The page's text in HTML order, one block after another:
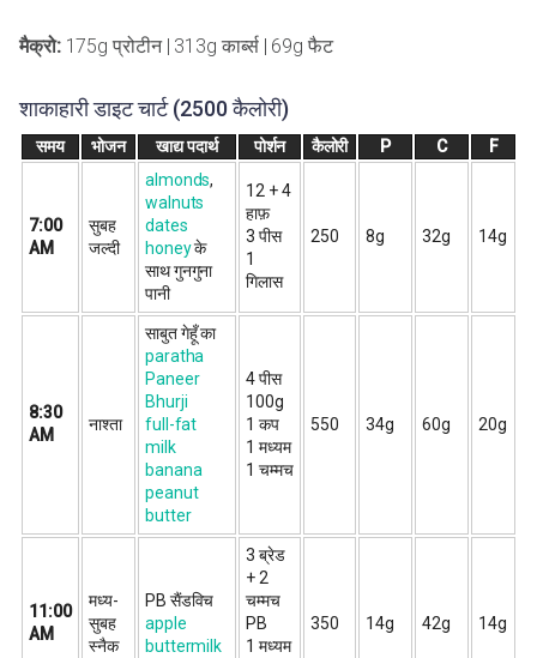
मैक्रो:175g प्रोटीन | 313g कार्ब्स | 69g फैट
शाकाहारी डाइट चार्ट (2500 कैलोरी)
समय भोजन खाद्य पदार्थ पोर्शन कैलोरी P C F
7:00
AM
सुबह
जल्दी
almonds,
walnuts
dates
honeyके
साथ गुनगुना
पानी
12 + 4
हाफ़
3 पीस
1
गिलास
250 8g 32g 14g
8:30
AM
नाश्ता
साबुत गेहूँ का
paratha
Paneer
Bhurji
full-fat
milk
banana
peanut
butter
4 पीस
100g
1 कप
1 मध्यम
1 चम्मच
550 34g 60g 20g
11:00
AM
मध्य-
सुबह
स्नैक
PB सैंडविच
apple
buttermilk
3 ब्रेड
+ 2
चम्मच
PB
1 मध्यम
350 14g 42g 14g